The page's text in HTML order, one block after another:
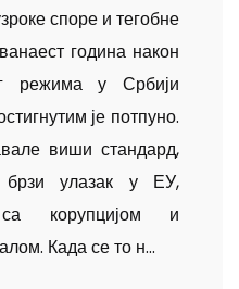
споре и тегобне
година након
режима у Србији
је потпуно.
виши стандард,
брзи улазак у ЕУ,
корупцијом и
Када се то н...